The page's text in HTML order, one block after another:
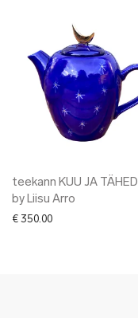
teekann KUU JA TÄHED
by Liisu Arro
€ 350.00